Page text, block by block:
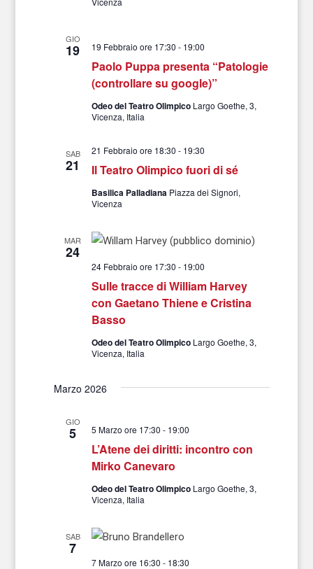
GIO
19
Paolo Puppa presenta “Patologie
(controllare su google)”
19 Febbraio ore 17:30 - 19:00
Odeo del Teatro Olimpico Largo Goethe, 3,
Vicenza, Italia
SAB
21 Il Teatro Olimpico fuori di sé
21 Febbraio ore 18:30 - 19:30
Basilica Palladiana Piazza dei Signori,
Vicenza
MAR
24
Sulle tracce di William Harvey
con Gaetano Thiene e Cristina
Basso
24 Febbraio ore 17:30 - 19:00
Odeo del Teatro Olimpico Largo Goethe, 3,
Vicenza, Italia
Marzo 2026
GIO
5
L’Atene dei diritti: incontro con
Mirko Canevaro
5 Marzo ore 17:30 - 19:00
Odeo del Teatro Olimpico Largo Goethe, 3,
Vicenza, Italia
SAB
7
7 Marzo ore 16:30 - 18:30